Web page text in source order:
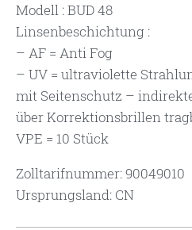
Modell : BUD 48
Linsenbeschichtung :
– AF = Anti Fog
– UV = ultraviolette
mit Seitenschutz –
über Korrektionsbrillen
VPE = 10 Stück
Zolltarifnummer: 90049010
Ursprungsland: CN